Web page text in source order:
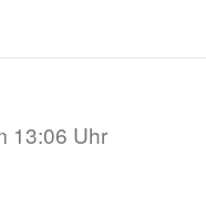
13:06 Uhr